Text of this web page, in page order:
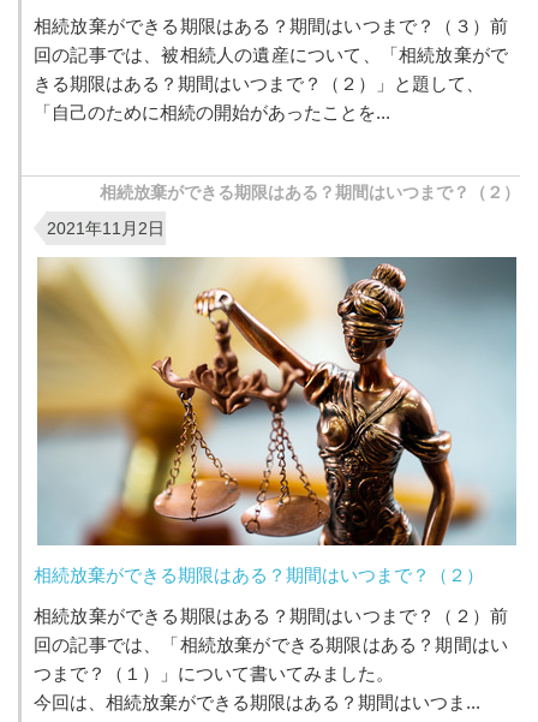
相続放棄ができる期限はある？期間はいつまで？（３）前
回の記事では、被相続人の遺産について、「相続放棄がで
きる期限はある？期間はいつまで？（２）」と題して、
「自己のために相続の開始があったことを...
相続放棄ができる期限はある？期間はいつまで？（２）
2021年11月2日
相続放棄ができる期限はある？期間はいつまで？（２）
相続放棄ができる期限はある？期間はいつまで？（２）前
回の記事では、「相続放棄ができる期限はある？期間はい
つまで？（１）」について書いてみました。
今回は、相続放棄ができる期限はある？期間はいつま...